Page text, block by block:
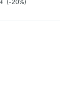
(-20%)